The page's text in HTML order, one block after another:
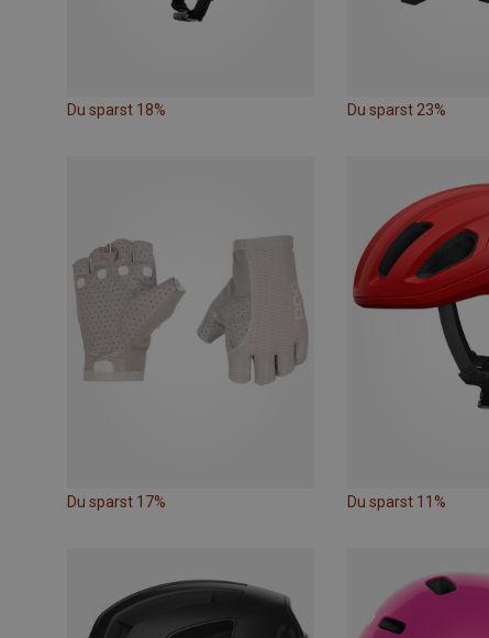
Du sparst 18% Du sparst 23%
Du sparst 17% Du sparst 11%